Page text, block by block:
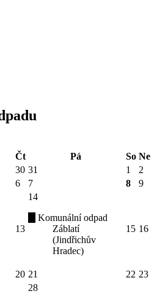
Čt Pá So Ne
30 31 1
2
6 7 8 9
13
14
Komunální odpad
Záblatí
(Jindřichův
Hradec)
15 16
20 21 22 23
28